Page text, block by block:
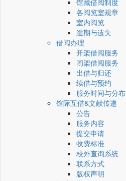
馆藏借阅制度
各阅览室规章
室内阅览
逾期与遗失
借阅办理
开架借阅服务
闭架借阅服务
出借与归还
续借与预约
服务时间与分布
馆际互借&文献传递
公告
服务内容
提交申请
收费标准
校外查询系统
联系方式
版权声明